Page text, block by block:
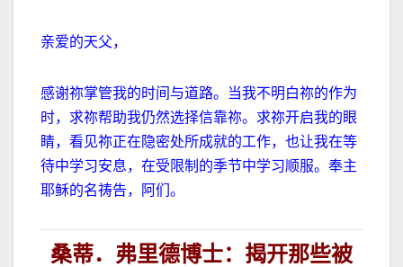
亲爱的天父，
感谢祢掌管我的时间与道路。当我不明白祢的作为
时，求祢帮助我仍然选择信靠祢。求祢开启我的眼
睛，看见祢正在隐密处所成就的工作，也让我在等
待中学习安息，在受限制的季节中学习顺服。奉主
耶稣的名祷告，阿们。
桑蒂．弗里德博士：揭开那些被